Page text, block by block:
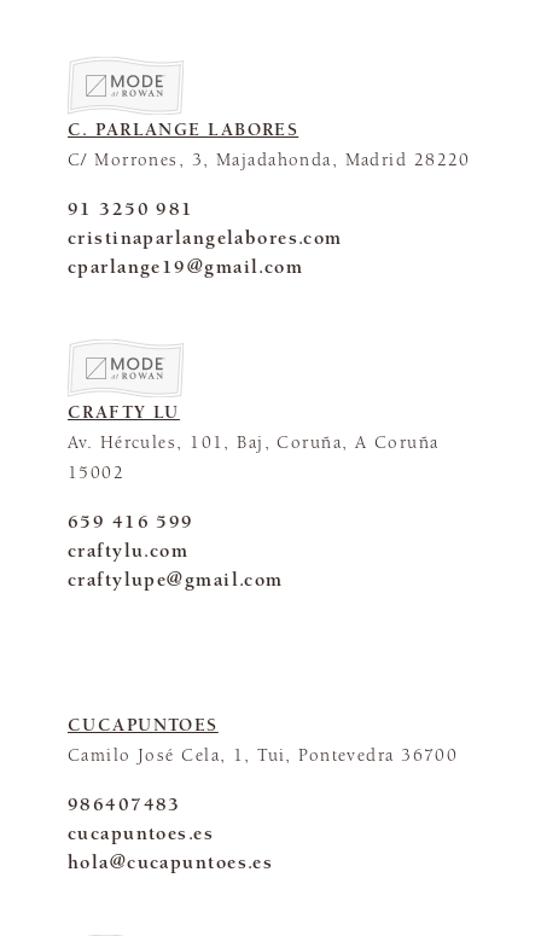
C. PARLANGE LABORES
C/ Morrones, 3, Majadahonda, Madrid 28220
91 3250 981
cristinaparlangelabores.com
cparlange19@gmail.com
CRAFTY LU
Av. Hércules, 101, Baj, Coruña, A Coruña
15002
659 416 599
craftylu.com
craftylupe@gmail.com
CUCAPUNTOES
Camilo José Cela, 1, Tui, Pontevedra 36700
986407483
cucapuntoes.es
hola@cucapuntoes.es